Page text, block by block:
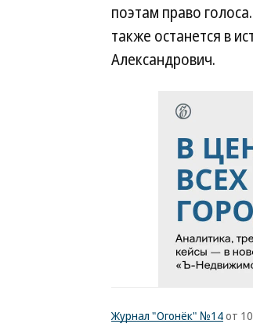
поэтам право
также останется в
Александрович.
Журнал "Огонёк" №14от